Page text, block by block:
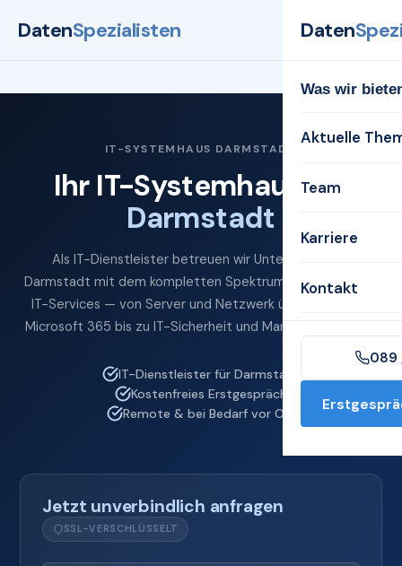
DatenSpezialisten Daten
Was wir
Aktuelle
Team
Karriere
Kontakt
089
IT-SYSTEMHAUS DARMSTADT
Ihr IT-Systemhaus für
Darmstadt
Als IT-Dienstleister betreuen wir Unternehmen in
Darmstadt mit dem kompletten Spektrum professioneller
IT-Services — von Server und Netzwerk über Cloud und
Microsoft 365 bis zu IT-Sicherheit und Managed Services.
IT-Dienstleister für Darmstadt
Kostenfreies Erstgespräch
Remote & bei Bedarf vor Ort
Jetzt unverbindlich anfragen
SSL-VERSCHLÜSSELT